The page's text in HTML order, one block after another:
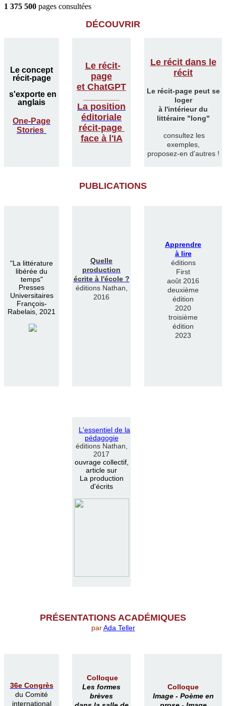
1 375 500 pages consultées
DÉCOUVRIR
Le concept
récit-page
s'exporte en
anglais
One-Page
Stories
Le récit-
page
et ChatGPT
La position
éditoriale
récit-page
face à l'IA
Le récit dans le
récit
Le récit-page peut se
loger
à l'intérieur du
littéraire "long"
consultez les
exemples,
proposez-en d'autres !
PUBLICATIONS
"La littérature
libérée du
temps"
Presses
Universitaires
François-
Rabelais, 2021
Quelle
production
écrite à l'école ?
éditions Nathan,
2016
Apprendre
à lire
éditions
First
août 2016
deuxième
édition
2020
troisième
édition
2023
L 'essentiel de la
pédagogie
éditions Nathan,
2017
ouvrage collectif,
article sur
La production
d'écrits
PRÉSENTATIONS ACADÉMIQUES
parAda Teller
36e Congrès
du Comité
international
Colloque
Les formes
brèves
Colloque
Image - Poème en